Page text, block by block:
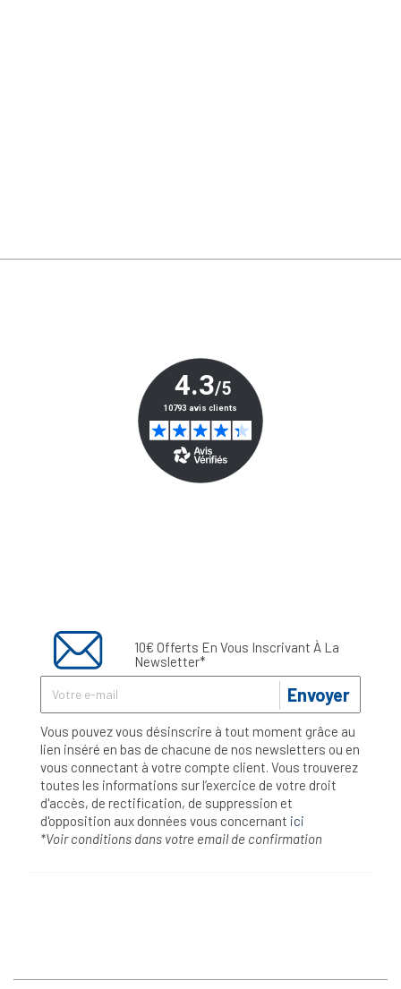
10€ Offerts En Vous Inscrivant À La
Newsletter*
Envoyer
Vous pouvez vous désinscrire à tout moment grâce au
lien inséré en bas de chacune de nos newsletters ou en
vous connectant à votre compte client. Vous trouverez
toutes les informations sur l’exercice de votre droit
d'accès, de rectification, de suppression et
d'opposition aux données vous concernant ici
*Voir conditions dans votre email de confirmation